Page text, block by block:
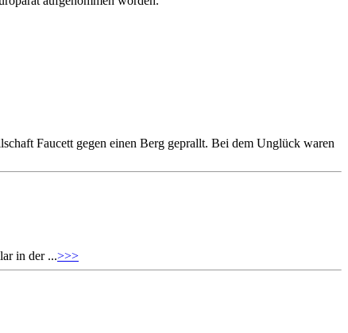
Faucett gegen einen Berg geprallt. Bei dem Unglück waren
in der ...>>>